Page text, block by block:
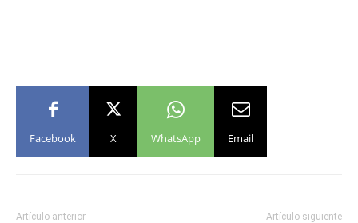
Facebook X WhatsApp Email
Artículo anterior Artículo siguiente